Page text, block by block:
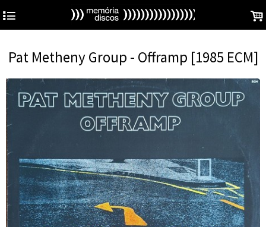
4 .
Pat Metheny Group - Offramp [1985 ECM]